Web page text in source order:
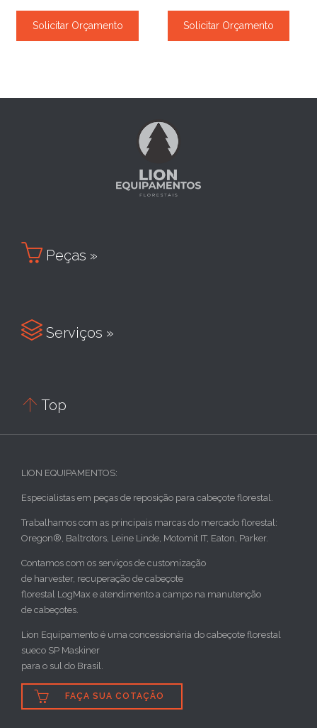
Solicitar Orçamento Solicitar Orçamento
 Peças »
 Serviços »
 Top
LION EQUIPAMENTOS:
Especialistas em peças de reposição para cabeçote florestal.
Trabalhamos com as principais marcas do mercado florestal:
Oregon®, Baltrotors, Leine Linde, Motomit IT, Eaton, Parker.
Contamos com os serviços de customização
de harvester, recuperação de cabeçote
florestal LogMax e atendimento a campo na manutenção
de cabeçotes.
Lion Equipamento é uma concessionária do cabeçote florestal
sueco SP Maskiner
para o sul do Brasil.
 FAÇA SUA COTAÇÃO